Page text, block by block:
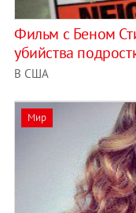
Фильм с Беном
убийства
В США
Мир